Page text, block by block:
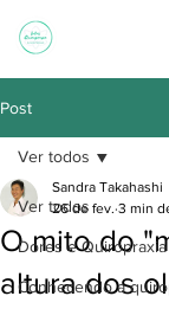
Post
Ver todos
Dores e Quiropraxia
Conhecendo a
Ver todos
O mito do
altura dos
Sandra Takahashi
26 de fev. 3 min